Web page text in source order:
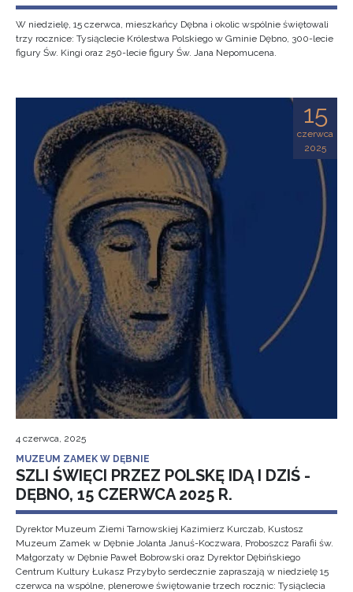
W niedzielę, 15 czerwca, mieszkańcy Dębna i okolic wspólnie świętowali
trzy rocznice: Tysiąclecie Królestwa Polskiego w Gminie Dębno, 300-lecie
figury Św. Kingi oraz 250-lecie figury Św. Jana Nepomucena.
15
czerwca
2025
4 czerwca, 2025
MUZEUM ZAMEK W DĘBNIE
SZLI ŚWIĘCI PRZEZ POLSKĘ IDĄ I DZIŚ -
DĘBNO, 15 CZERWCA 2025 R.
Dyrektor Muzeum Ziemi Tarnowskiej Kazimierz Kurczab, Kustosz
Muzeum Zamek w Dębnie Jolanta Januś-Koczwara, Proboszcz Parafii św.
Małgorzaty w Dębnie Paweł Bobrowski oraz Dyrektor Dębińskiego
Centrum Kultury Łukasz Przybyło serdecznie zapraszają w niedzielę 15
czerwca na wspólne, plenerowe świętowanie trzech rocznic: Tysiąclecia